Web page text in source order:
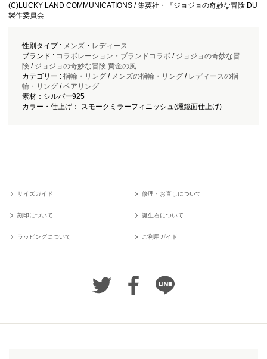
(C)LUCKY LAND COMMUNICATIONS / 集英社・『ジョジョの奇妙な冒険 DU
製作委員会
性別タイプ : メンズ・ レディース
ブランド : コラボレーション・ブランドコラボ / ジョジョの奇妙な冒
険/ ジョジョの奇妙な冒険 黄金の風
カテゴリー : 指輪・リング/ メンズの指輪・リング/ レディースの指
輪・リング/ペアリング
素材：シルバー925
カラー・仕上げ： スモークミラーフィニッシュ(燻鏡面仕上げ)
サイズガイド 修理・お直しについて
刻印について 誕生石について
ラッピングについて ご利用ガイド